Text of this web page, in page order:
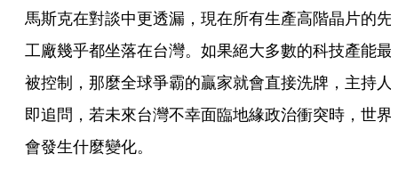
馬斯克在對談中更透漏，現在所有生產高階晶片的先
工廠幾乎都坐落在台灣。如果絕大多數的科技產能最
被控制，那麼全球爭霸的贏家就會直接洗牌，主持人
即追問，若未來台灣不幸面臨地緣政治衝突時，世界
會發生什麼變化。